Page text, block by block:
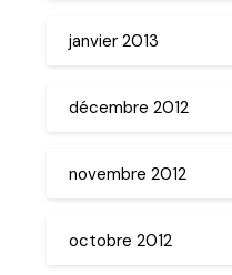
janvier 2013
décembre 2012
novembre 2012
octobre 2012